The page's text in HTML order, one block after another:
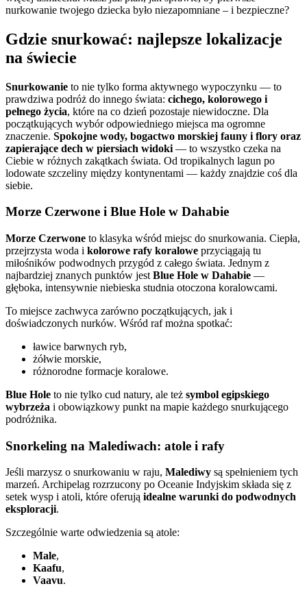
nurkowanie twojego dziecka było niezapomniane – i bezpieczne?
Gdzie snurkować: najlepsze lokalizacje
na świecie
Snurkowanie to nie tylko forma aktywnego wypoczynku — to
prawdziwa podróż do innego świata: cichego, kolorowego i
pełnego życia, które na co dzień pozostaje niewidoczne. Dla
początkujących wybór odpowiedniego miejsca ma ogromne
znaczenie. Spokojne wody, bogactwo morskiej fauny i flory oraz
zapierające dech w piersiach widoki — to wszystko czeka na
Ciebie w różnych zakątkach świata. Od tropikalnych lagun po
lodowate szczeliny między kontynentami — każdy znajdzie coś dla
siebie.
Morze Czerwone i Blue Hole w Dahabie
Morze Czerwone to klasyka wśród miejsc do snurkowania. Ciepła,
przejrzysta woda i kolorowe rafy koralowe przyciągają tu
miłośników podwodnych przygód z całego świata. Jednym z
najbardziej znanych punktów jest Blue Hole w Dahabie —
głęboka, intensywnie niebieska studnia otoczona koralowcami.
To miejsce zachwyca zarówno początkujących, jak i
doświadczonych nurków. Wśród raf można spotkać:
ławice barwnych ryb,
żółwie morskie,
różnorodne formacje koralowe.
Blue Hole to nie tylko cud natury, ale też symbol egipskiego
wybrzeża i obowiązkowy punkt na mapie każdego snurkującego
podróżnika.
Snorkeling na Malediwach: atole i rafy
Jeśli marzysz o snurkowaniu w raju, Malediwy są spełnieniem tych
marzeń. Archipelag rozrzucony po Oceanie Indyjskim składa się z
setek wysp i atoli, które oferują idealne warunki do podwodnych
eksploracji.
Szczególnie warte odwiedzenia są atole:
Male,
Kaafu,
Vaavu.